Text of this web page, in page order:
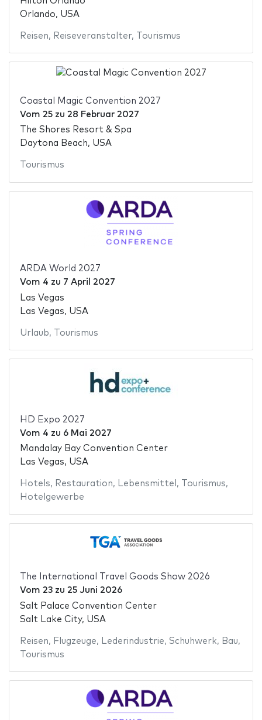
Orlando, USA
Reisen, Reiseveranstalter, Tourismus
Coastal Magic Convention 2027
Vom 25zu 28 Februar 2027
The Shores Resort & Spa
Daytona Beach, USA
Tourismus
ARDA World 2027
Vom 4 zu 7 April 2027
Las Vegas
Las Vegas, USA
Urlaub, Tourismus
HD Expo 2027
Vom 4 zu 6 Mai 2027
Mandalay Bay Convention Center
Las Vegas, USA
Hotels, Restauration, Lebensmittel , Tourismus,
Hotelgewerbe
The International Travel Goods Show 2026
Vom 23zu 25 Juni 2026
Salt Palace Convention Center
Salt Lake City, USA
Reisen, Flugzeuge, Lederindustrie, Schuhwerk, Bau,
Tourismus